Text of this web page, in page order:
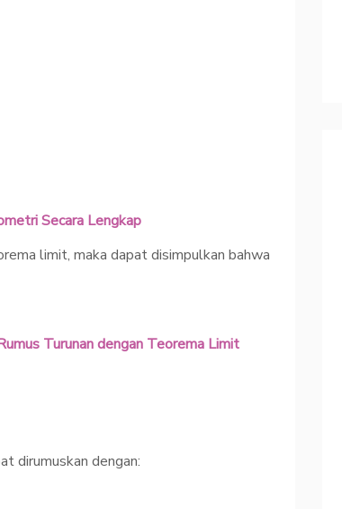
Secara Lengkap
limit, maka dapat disimpulkan bahwa
Turunan dengan Teorema Limit
dirumuskan dengan: